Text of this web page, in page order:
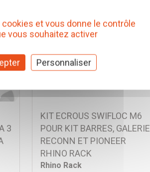
3
KIT ECROUS SWIFLOC M6
POUR KIT BARRES, GALERIE
RECONN ET PIONEER
RHINO RACK
Rhino Rack
et vous donne le contrôle
vous souhaitez activer
Personnaliser